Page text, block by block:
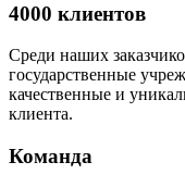
4000 клиентов
Среди наших
государственные
качественные и
клиента.
Команда